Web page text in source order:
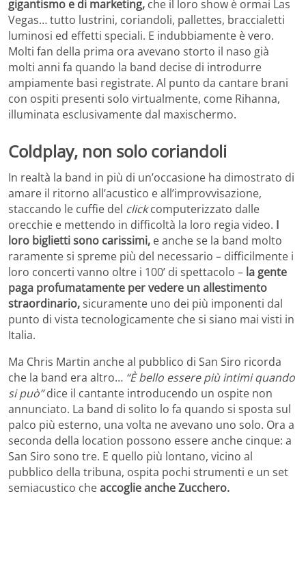
gigantismo e di marketing, che il loro show è ormai Las
Vegas… tutto lustrini, coriandoli, pallettes, braccialetti
luminosi ed effetti speciali. E indubbiamente è vero.
Molti fan della prima ora avevano storto il naso già
molti anni fa quando la band decise di introdurre
ampiamente basi registrate. Al punto da cantare brani
con ospiti presenti solo virtualmente, come Rihanna,
illuminata esclusivamente dal maxischermo.
Coldplay, non solo coriandoli
In realtà la band in più di un’occasione ha dimostrato di
amare il ritorno all’acustico e all’improvvisazione,
staccando le cuffie del clickcomputerizzato dalle
orecchie e mettendo in difficoltà la loro regia video. I
loro biglietti sono carissimi, e anche se la band molto
raramente si spreme più del necessario – difficilmente i
loro concerti vanno oltre i 100’ di spettacolo – la gente
paga profumatamente per vedere un allestimento
straordinario,sicuramente uno dei più imponenti dal
punto di vista tecnologicamente che si siano mai visti in
Italia.
Ma Chris Martin anche al pubblico di San Siro ricorda
che la band era altro… “È bello essere più intimi quando
si può”dice il cantante introducendo un ospite non
annunciato. La band di solito lo fa quando si sposta sul
palco più esterno, una volta ne avevano uno solo. Ora a
seconda della location possono essere anche cinque: a
San Siro sono tre. E quello più lontano, vicino al
pubblico della tribuna, ospita pochi strumenti e un set
semiacustico cheaccoglie anche Zucchero.